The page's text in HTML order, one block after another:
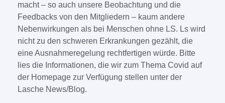
macht – so auch unsere Beobachtung und die
Feedbacks von den Mitgliedern – kaum andere
Nebenwirkungen als bei Menschen ohne LS. Ls wird
nicht zu den schweren Erkrankungen gezählt, die
eine Ausnahmeregelung rechtfertigen würde. Bitte
lies die Informationen, die wir zum Thema Covid auf
der Homepage zur Verfügung stellen unter der
Lasche News/Blog.